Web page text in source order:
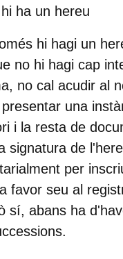
ha un hereu
hi hagi un
no hi hagi cap
no cal acudir al
una
i la resta de
signatura de
per
favor seu al
sí, abans ha